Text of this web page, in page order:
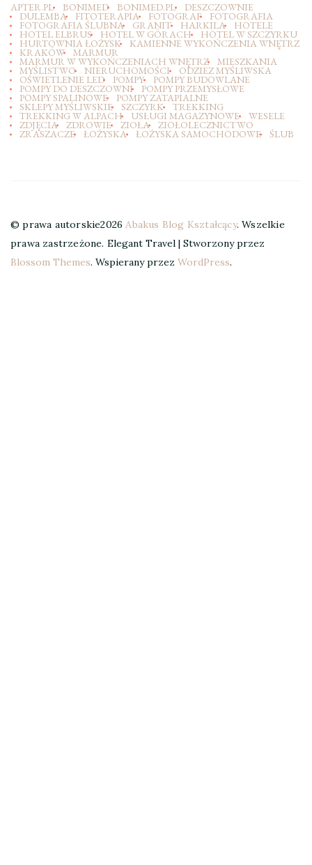
APTER.PL BONIMED BONIMED.PL DESZCZOWNIE
DULEMBA FITOTERAPIA FOTOGRAF FOTOGRAFIA
FOTOGRAFIA ŚLUBNA GRANIT HARKILA HOTELE
HOTEL ELBRUS HOTEL W GÓRACH HOTEL W SZCZYRKU
HURTOWNIA ŁOŻYSK KAMIENNE WYKOŃCZENIA WNĘTRZ
KRAKÓW MARMUR
MARMUR W WYKOŃCZENIACH WNĘTRZ MIESZKANIA
MYŚLISTWO NIERUCHOMOŚCI ODZIEZ MYŚLIWSKA
OŚWIETLENIE LED POMPY POMPY BUDOWLANE
POMPY DO DESZCZOWNI POMPY PRZEMYSŁOWE
POMPY SPALINOWE POMPY ZATAPIALNE
SKLEPY MYŚLIWSKIE SZCZYRK TREKKING
TREKKING W ALPACH USŁUGI MAGAZYNOWE WESELE
ZDJĘCIA ZDROWIE ZIOŁA ZIOŁOLECZNICTWO
ZRASZACZE ŁOŻYSKA ŁOŻYSKA SAMOCHODOWE ŚLUB
© prawa autorskie2026Abakus Blog Kształcący. Wszelkie
prawa zastrzeżone. Elegant Travel | Stworzony przez
Blossom Themes. Wspierany przez WordPress.